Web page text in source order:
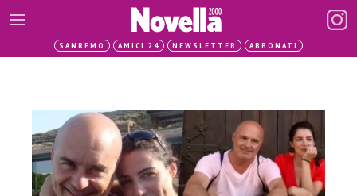
SANREMO AMICI 24 NEWSLETTER ABBONATI